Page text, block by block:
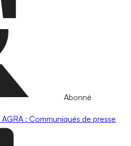
Abonné
AGRA : Communiqués de presse